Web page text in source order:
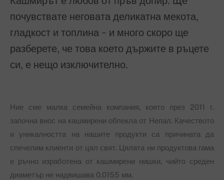
почувствате неговата деликатна мекота,
гладкост и топлина - и много скоро ще
разберете, че това което държите в ръцете
си, е нещо изключително.
Ние сме малка семейна компания, която през 2011 г.
започна внос на кашмирени облекла от Непал. Качеството
и уникалността на нашите продукти са причината да
спечелим клиенти от цял свят. Цялата ни продуктова гама
е ръчно изработена от кашмирени нишки, чийто среден
диаметър не надвишава 0.0155 мм.